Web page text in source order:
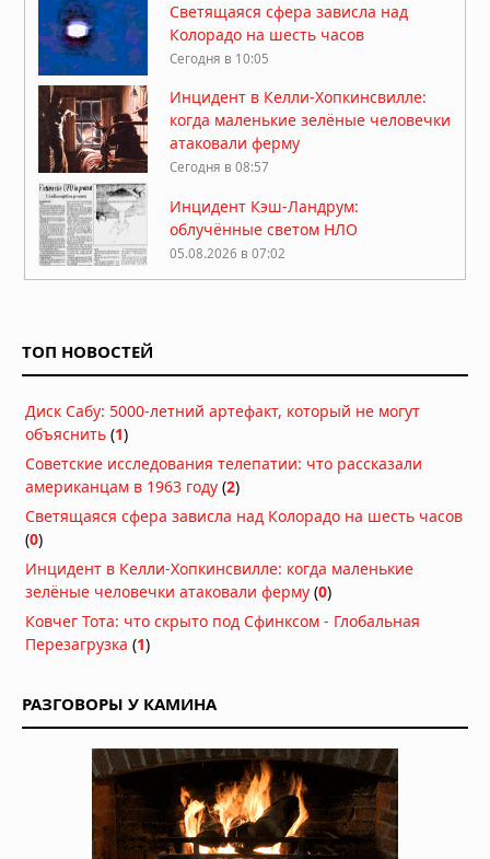
Светящаяся сфера зависла над
Колорадо на шесть часов
Сегодня в 10:05
Инцидент в Келли-Хопкинсвилле:
когда маленькие зелёные человечки
атаковали ферму
Сегодня в 08:57
Инцидент Кэш-Ландрум:
облучённые светом НЛО
05.08.2026 в 07:02
«летающей тарелке» на подходе к
03.08.2026 в 15:34
Многомерная реальность: что
предложил Нил Деграсс Тайсон для
объяснения неопознанных явлений
Римский легионер из света:
загадочная беременность
бразильской учительницы
прилетают, а потому что никогда не
улетали — новая гипотеза физика
02.08.2026 в 09:28
Жак Валле посвятил расследованию
НЛО 70 лет. Его последний дневник
утверждает: загадка куда глубже,
чем просто "инопланетяне!
ТОП НОВОСТЕЙ
Диск Сабу: 5000-летний артефакт, который не могут
объяснить (1)
Советские исследования телепатии: что рассказали
американцам в 1963 году (2)
Светящаяся сфера зависла над Колорадо на шесть часов
(0)
Инцидент в Келли-Хопкинсвилле: когда маленькие
зелёные человечки атаковали ферму (0)
Ковчег Тота: что скрыто под Сфинксом - Глобальная
Перезагрузка (1)
РАЗГОВОРЫ У КАМИНА